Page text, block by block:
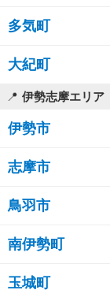
多気町
大紀町
伊勢志摩エリア
伊勢市
志摩市
鳥羽市
南伊勢町
玉城町